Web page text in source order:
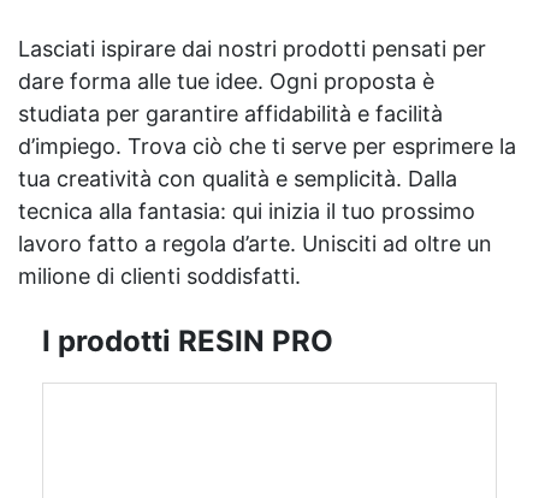
Lasciati ispirare dai nostri prodotti pensati per
dare forma alle tue idee. Ogni proposta è
studiata per garantire affidabilità e facilità
d’impiego. Trova ciò che ti serve per esprimere la
tua creatività con qualità e semplicità. Dalla
tecnica alla fantasia: qui inizia il tuo prossimo
lavoro fatto a regola d’arte. Unisciti ad oltre un
milione di clienti soddisfatti.
I prodotti RESIN PRO